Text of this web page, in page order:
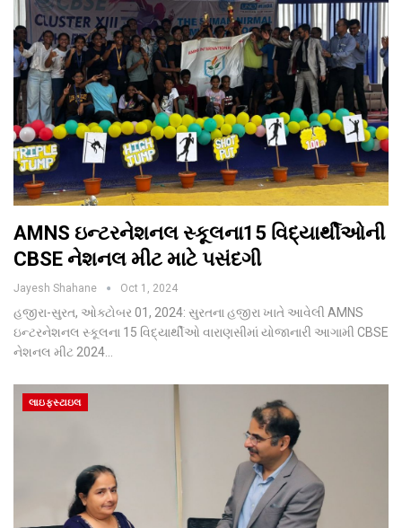
AMNS ઇન્ટરનેશનલ સ્કૂલના15 વિદ્યાર્થીઓની
CBSE નેશનલ મીટ માટે પસંદગી
Jayesh Shahane Oct 1, 2024
હજીરા-સુરત, ઓક્ટોબર 01, 2024: સુરતના હજીરા ખાતે આવેલી AMNS
ઇન્ટરનેશનલ સ્કૂલના 15 વિદ્યાર્થીઓ વારાણસીમાં યોજાનારી આગામી CBSE
નેશનલ મીટ 2024…
લાઇફસ્ટાઇલ